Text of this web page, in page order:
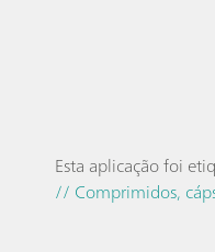
Esta aplicação foi
// Comprimidos,